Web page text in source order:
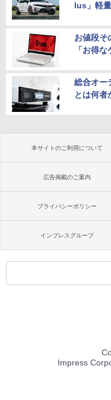
lus」軽
お値段そ
「お得
総合オー
とは何者
本サイトのご利用について
広告掲載のご案内
プライバシーポリシー
インプレスグループ
Impress